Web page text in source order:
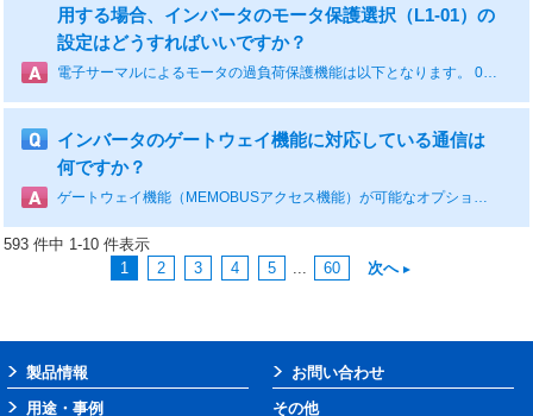
用する場合、インバータのモータ保護選択（L1-01）の
設定はどうすればいいですか？
電子サーマルによるモータの過負荷保護機能は以下となります。 0：無効 1：汎用モータ（60Hz） 2：インバータ専用モータ（定トルク範囲1：10） 3：ベクトル専用モータ（定トルク範囲1：100、1:1500） ※定格負荷で1%よりも低い速度で運転した場合は、モータ過負荷異常（oL1）は発生しないためご注意ください。 4：逓減トルク用PMモータ 5：定トルク用PMモータ 6：汎用モータ（50Hz）
インバータのゲートウェイ機能に対応している通信は
何ですか？
ゲートウェイ機能（MEMOBUSアクセス機能）が可能なオプション全てです。 以下の通信オプションは、ゲートウェイ機能に対応しています。 PROFIBUS-DP通信：SI-P3カード PROFINET通信：SI-EP3カード/JOHB-SMP3カード EtehrNet/IP通信：SI-EN3カード/JOHB-SMP3カード EtherCAT通信：SI-ES3カード/JOHB-SMP3カード MECHATROLINK-II通信（MECHATROLINK Ⅱ通信）：SI-T3カード MECHATROLINK-III通信（MECHATROLINK Ⅲ通信）：SI-ET3カード MECHATROLINK-4通信：JOHB-SMP3カード CC-Link通信：SI-C3カード DeviceNet通信：SI-N3カード CANopen通信：SI-S3カード Modbus TCP/IP通信：SI-EM3カード/JOHB-SMP3カード
593 件中 1-10 件表示
1
2 3 4 5 ... 60 次へ
製品情報
用途・事例
お問い合わせ
その他